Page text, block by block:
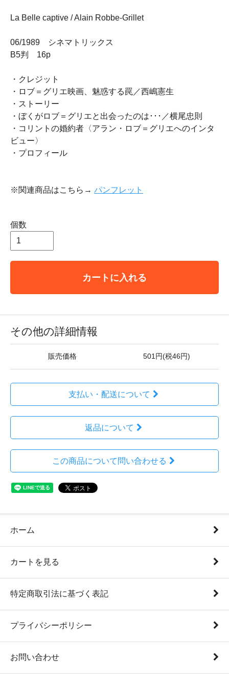
La Belle captive / Alain Robbe-Grillet
06/1989 シネマトリックス
B5判 16p
・クレジット
・ロブ＝グリエ映画、魅惑する罠／西嶋憲生
・ストーリー
・ぼくがロブ＝グリエと出会ったのは･･･／横尾忠則
・コリントの婚約者〈アラン・ロブ＝グリエへのインタ
ビュー〉
・プロフィール
※関連商品はこちら→ パンフレット
個数
カートに入れる
その他の詳細情報
販売価格 501円(税46円)
支払い・配送について
返品について
この商品について問い合わせる
ホーム
カートを見る
特定商取引法に基づく表記
プライバシーポリシー
お問い合わせ